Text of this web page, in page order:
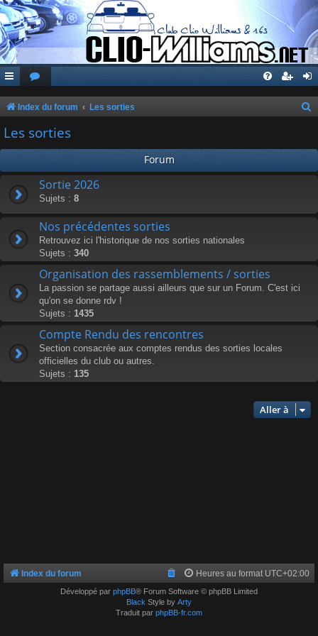
Index du forum Les sorties
Les sorties
Forum
Sortie 2026
Sujets : 8
Nos précédentes sorties
Retrouvez ici l'historique de nos sorties nationales
Sujets : 340
Organisation des rassemblements / sorties
La passion se partage aussi ailleurs que sur un Forum. C'est ici
qu'on se donne rdv !
Sujets : 1435
Compte Rendu des rencontres
Section consacrée aux comptes rendus des sorties locales
officielles du club ou autres.
Sujets : 135
Aller à
Index du forum Heures au format UTC+02:00
Développé par phpBB® Forum Software © phpBB Limited
Black Style by Arty
Traduit par phpBB-fr.com